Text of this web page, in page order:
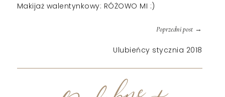
Makijaż walentynkowy: RÓŻOWO MI :)
Poprzedni post→
Ulubieńcy stycznia 2018